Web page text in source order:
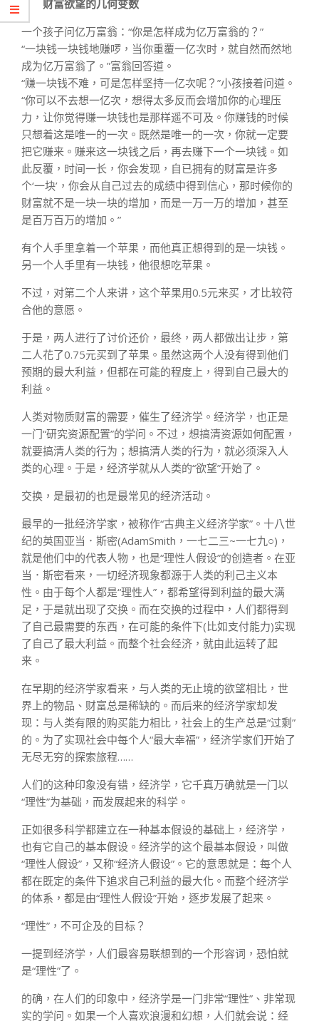
财富欲望的几何变数
一个孩子问亿万富翁：“你是怎样成为亿万富翁的？”
“一块钱一块钱地赚啰，当你重覆一亿次时，就自然而然地
成为亿万富翁了。”富翁回答道。
“赚一块钱不难，可是怎样坚持一亿次呢？”小孩接着问道。
“你可以不去想一亿次，想得太多反而会增加你的心理压
力，让你觉得赚一块钱也是那样遥不可及。你赚钱的时候
只想着这是唯一的一次。既然是唯一的一次，你就一定要
把它赚来。赚来这一块钱之后，再去赚下一个一块钱。如
此反覆，时间一长，你会发现，自已拥有的财富是许多
个‘一块’，你会从自己过去的成绩中得到信心，那时候你的
财富就不是一块一块的增加，而是一万一万的增加，甚至
是百万百万的增加。”
有个人手里拿着一个苹果，而他真正想得到的是一块钱。
另一个人手里有一块钱，他很想吃苹果。
不过，对第二个人来讲，这个苹果用0.5元来买，才比较符
合他的意愿。
于是，两人进行了讨价还价，最终，两人都做出让步，第
二人花了0.75元买到了苹果。虽然这两个人没有得到他们
预期的最大利益，但都在可能的程度上，得到自己最大的
利益。
人类对物质财富的需要，催生了经济学。经济学，也正是
一门“研究资源配置”的学问。不过，想搞清资源如何配置，
就要搞清人类的行为；想搞清人类的行为，就必须深入人
类的心理。于是，经济学就从人类的“欲望”开始了。
交换，是最初的也是最常见的经济活动。
最早的一批经济学家，被称作“古典主义经济学家”。十八世
纪的英国亚当．斯密(AdamSmith，一七二三~一七九○)，
就是他们中的代表人物，也是“理性人假设”的创造者。在亚
当．斯密看来，一切经济现象都源于人类的利己主义本
性。由于每个人都是“理性人”，都希望得到利益的最大满
足，于是就出现了交换。而在交换的过程中，人们都得到
了自己最需要的东西，在可能的条件下(比如支付能力)实现
了自己了最大利益。而整个社会经济，就由此运转了起
来。
在早期的经济学家看来，与人类的无止境的欲望相比，世
界上的物品、财富总是稀缺的。而后来的经济学家却发
现：与人类有限的购买能力相比，社会上的生产总是“过剩”
的。为了实现社会中每个人“最大幸福”，经济学家们开始了
无尽无穷的探索旅程……
人们的这种印象没有错，经济学，它千真万确就是一门以
“理性”为基础，而发展起来的科学。
正如很多科学都建立在一种基本假设的基础上，经济学，
也有它自己的基本假设。经济学的这个最基本假设，叫做
“理性人假设”，又称“经济人假设”。它的意思就是：每个人
都在既定的条件下追求自己利益的最大化。而整个经济学
的体系，都是由“理性人假设”开始，逐步发展了起来。
“理性”，不可企及的目标？
一提到经济学，人们最容易联想到的一个形容词，恐怕就
是“理性”了。
的确，在人们的印象中，经济学是一门非常“理性”、非常现
实的学问。如果一个人喜欢浪漫和幻想，人们就会说：经